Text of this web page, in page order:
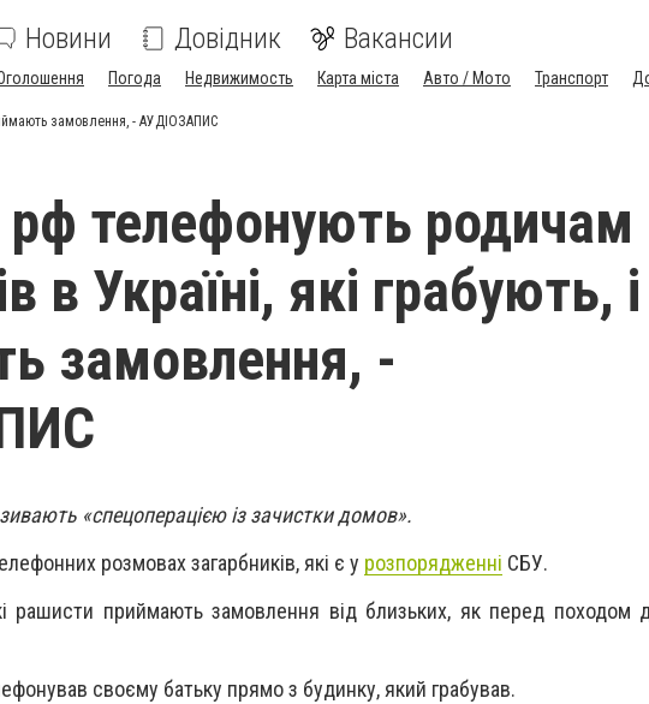
Новини Довідник Вакансии
Погода Недвижимость Карта міста Авто / Мото Транспорт
замовлення, - АУДІОЗАПИС
рф телефонують родичам
в Україні, які грабують, і
замовлення, -
«спецоперацією із зачистки домов».
розмовах загарбників, які є у розпорядженні СБУ.
рашисти приймають замовлення від близьких, як перед походом
своєму батьку прямо з будинку, який грабував.